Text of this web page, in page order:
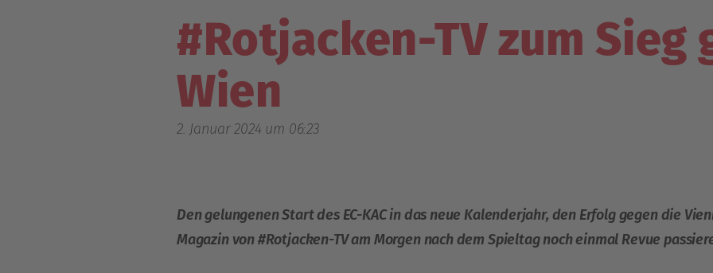
#Rotjacken-TV zum Sieg
Wien
2. Januar 2024 um 06:23
Den gelungenen Start des EC-KAC in das neue Kalenderjahr, den Erfolg gegen die
Magazin von #Rotjacken-TV am Morgen nach dem Spieltag noch einmal Revue